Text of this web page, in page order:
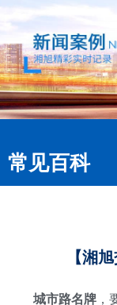
常见百科
【湘
城市路名牌